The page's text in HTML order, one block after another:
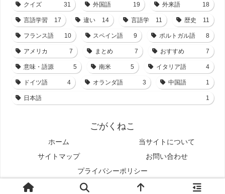
クイズ 31 外国語 19 外来語 18
言語学習 17 違い 14 言語学 11 歴史 11
フランス語 10 スペイン語 9 ポルトガル語 8
アメリカ 7 まとめ 7 おすすめ 7
意味・語源 5 南米 5 イタリア語 4
ドイツ語 4 オランダ語 3 中国語 1
日本語 1
ごがくねこ
ホーム
当サイトについて
サイトマップ
お問い合わせ
プライバシーポリシー
© 2021-2026 ごがくねこ.